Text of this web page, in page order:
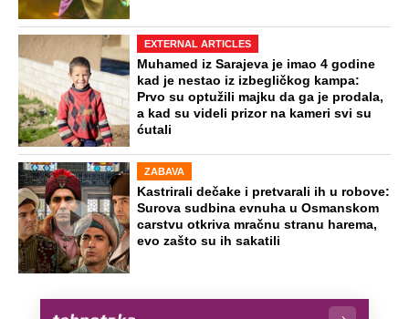
Pevačica svu svoju imovinu dodelila
državi, u testamentu nije spomenula
decu: "Ispunila je svoje obećanje"
Top 5 pesama bez kojih ne može da
sa stolice i najveće namćore
Preporučeno